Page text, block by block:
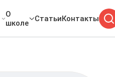
О
школе
СтатьиКонтакты